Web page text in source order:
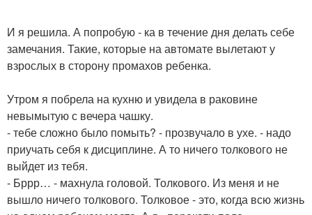
И я решила. А попробую - ка в течение дня делать себе
замечания. Такие, которые на автомате вылетают у
взрослых в сторону промахов ребенка.
Утром я побрела на кухню и увидела в раковине
невымытую с вечера чашку.
- тебе сложно было помыть? - прозвучало в ухе. - надо
приучать себя к дисциплине. А то ничего толкового не
выйдет из тебя.
- Бррр… - махнула головой. Толкового. Из меня и не
вышло ничего толкового. Толковое - это, когда всю жизнь